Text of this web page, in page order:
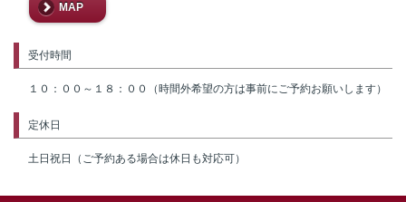
MAP
受付時間
１０：００～１８：００（時間外希望の方は事前にご予約お願いします）
定休日
土日祝日（ご予約ある場合は休日も対応可）